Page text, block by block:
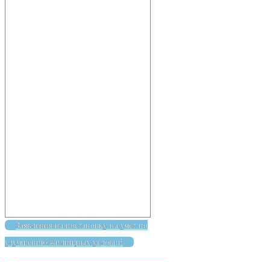
Заявления на постановку на учет по
улучшению жилищных условий